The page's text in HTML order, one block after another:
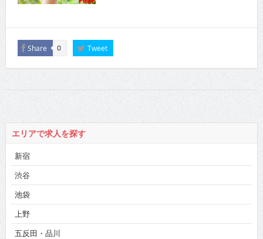
Share 0 Tweet
エリアで求人を探す
新宿
渋谷
池袋
上野
五反田・品川